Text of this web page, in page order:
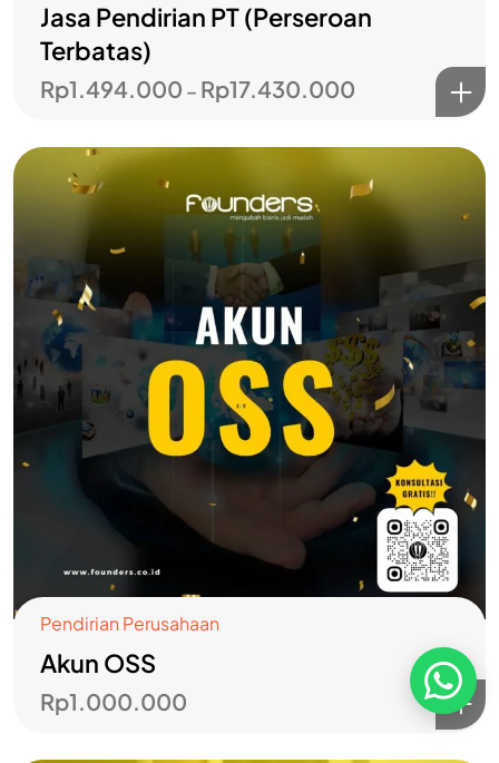
Jasa Pendirian PT (Perseroan
Terbatas)
Rp1.494.000 – Rp17.430.000
Pendirian Perusahaan
Akun OSS
Rp1.000.000
Bangun bisnismu bersama
FOUNDERS?
Hubungi Kami
Layanan Pelanggan
Kontak Kami
Jelajahi Founders
Tentang Kami
Blog
Karir
Kebijakan Privasi
Kebijakan Pengembalian &
Refund
Kebijakan Kupon Pintar
Syarat dan Ketentuan
Pembayaran